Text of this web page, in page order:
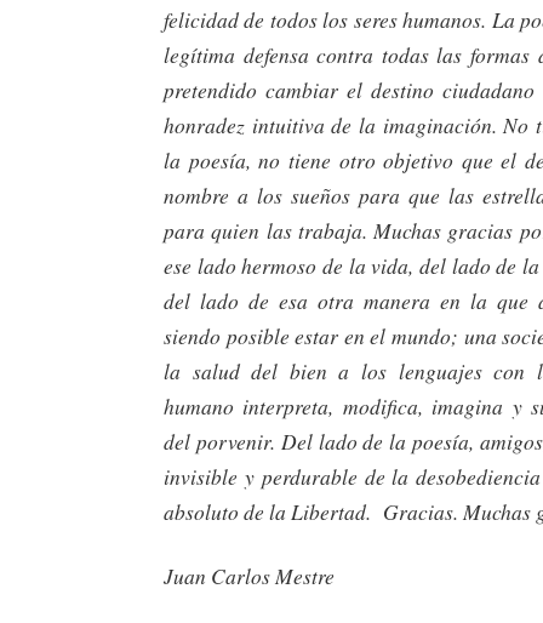
felicidad de todos los seres humanos. La
legítima defensa contra todas las formas
pretendido cambiar el destino
honradez intuitiva de la imaginación. No
la poesía, no tiene otro objetivo que el
nombre a los sueños para que las
para quien las trabaja. Muchas gracias
ese lado hermoso de la vida, del lado de
del lado de esa otra manera en la que
siendo posible estar en el mundo; una
la salud del bien a los lenguajes con
humano interpreta, modifica, imagina y
del porvenir. Del lado de la poesía,
invisible y perdurable de la
absoluto de la Libertad. Gracias. Muchas
Juan Carlos Mestre